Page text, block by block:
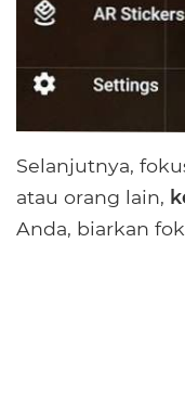
Selanjutnya,
atau orang lain,
Anda, biarkan